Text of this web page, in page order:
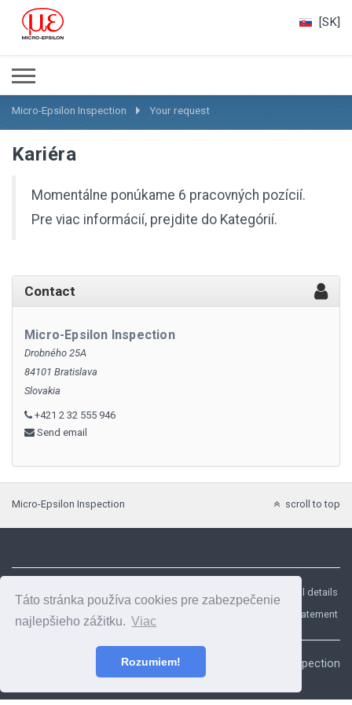
Táto stránka používa cookies pre zabezpečenie
najlepšieho zážitku. Viac
Rozumiem!
[SK]
Micro-Epsilon Inspection Your request
Kariéra
Momentálne ponúkame 6 pracovných pozícií.
Pre viac informácií, prejdite do Kategórií.
Contact
Micro-Epsilon Inspection
Drobného 25A
84101 Bratislava
Slovakia
+421 2 32 555 946
Send email
Micro-Epsilon Inspection scroll to top
Micro-Epsilon Inspection
Legal details
Data privacy statement
© 2018, Micro-Epsilon Inspection